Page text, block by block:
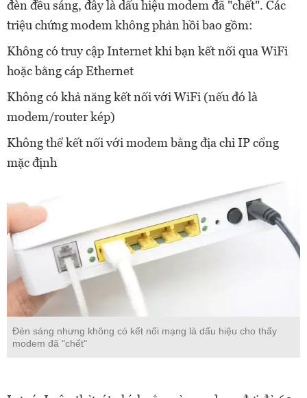
đèn đều sáng, đây là dấu hiệu modem đã "chết". Các
triệu chứng modem không phản hồi bao gồm:
Không có truy cập Internet khi bạn kết nối qua WiFi
hoặc bằng cáp Ethernet
Không có khả năng kết nối với WiFi (nếu đó là
modem/router kép)
Không thể kết nối với modem bằng địa chỉ IP cổng
mặc định
Đèn sáng nhưng không có kết nối mạng là dấu hiệu cho thấy
modem đã "chết"